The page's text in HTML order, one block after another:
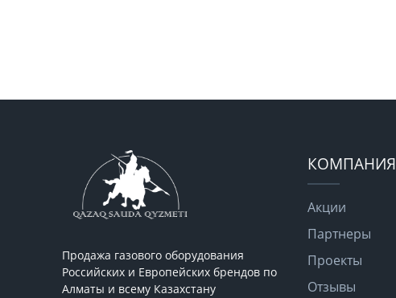
Продажа газового оборудования
Российcких и Европейских брендов по
Алматы и всему Казахстану
КОМПАНИЯ
Акции
Партнеры
Проекты
Отзывы